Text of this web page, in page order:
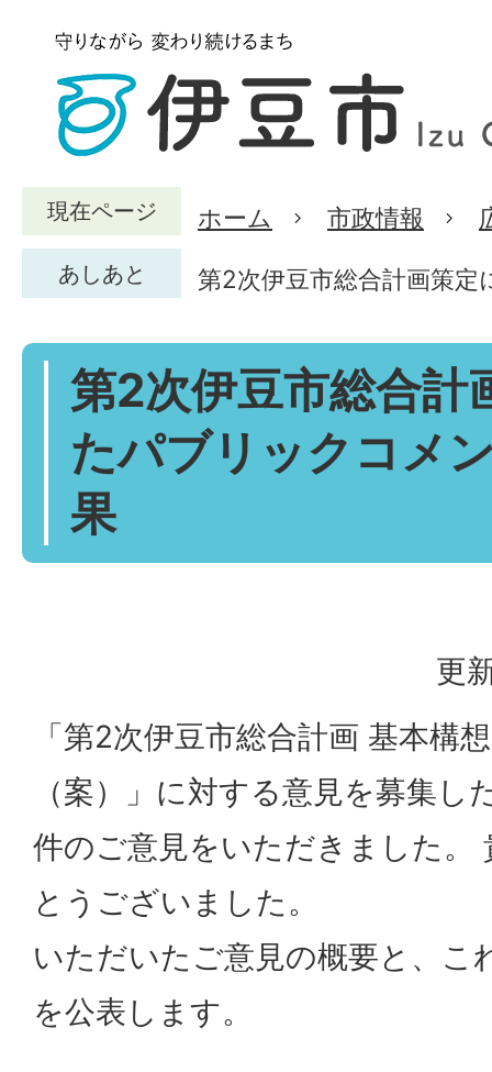
現在ページ ホーム 市政情報
あしあと 第2次伊豆市総合計画策
第2次伊豆市総合計
たパブリックコメ
果
更
「第2次伊豆市総合計画 基本構
（案）」に対する意見を募集
件のご意見をいただきました。
とうございました。
いただいたご意見の概要と、こ
を公表します。